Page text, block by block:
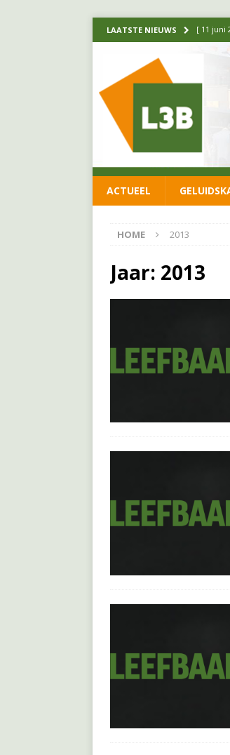
LAATSTE NIEUWS [ 11 juni
[ 20
[ 14 mei
[ 26 juni
ACTUEEL
HOME 2013
Jaar: 2013